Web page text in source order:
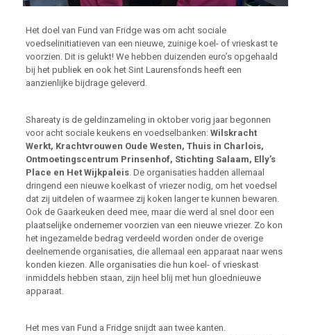
Het doel van Fund van Fridge was om acht sociale
voedselinitiatieven van een nieuwe, zuinige koel- of vrieskast te
voorzien. Dit is gelukt! We hebben duizenden euro’s opgehaald
bij het publiek en ook het Sint Laurensfonds heeft een
aanzienlijke bijdrage geleverd.
Shareaty is de geldinzameling in oktober vorig jaar begonnen
voor acht sociale keukens en voedselbanken: Wilskracht
Werkt, Krachtvrouwen Oude Westen, Thuis in Charlois,
Ontmoetingscentrum Prinsenhof, Stichting Salaam, Elly’s
Place en Het Wijkpaleis. De organisaties hadden allemaal
dringend een nieuwe koelkast of vriezer nodig, om het voedsel
dat zij uitdelen of waarmee zij koken langer te kunnen bewaren.
Ook de Gaarkeuken deed mee, maar die werd al snel door een
plaatselijke ondernemer voorzien van een nieuwe vriezer. Zo kon
het ingezamelde bedrag verdeeld worden onder de overige
deelnemende organisaties, die allemaal een apparaat naar wens
konden kiezen. Alle organisaties die hun koel- of vrieskast
inmiddels hebben staan, zijn heel blij met hun gloednieuwe
apparaat.
Het mes van Fund a Fridge snijdt aan twee kanten.